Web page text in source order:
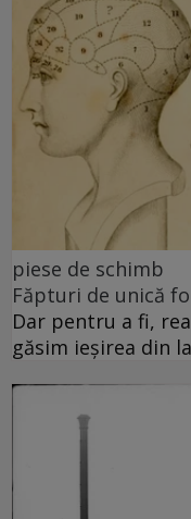
piese de schimb
Făpturi de unică
Dar pentru a fi,
găsim ieșirea din